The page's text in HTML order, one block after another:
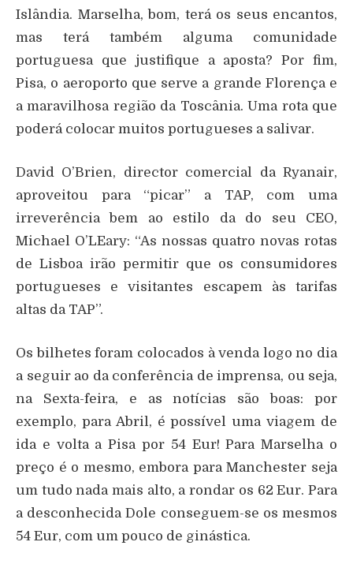
Islândia. Marselha, bom, terá os seus encantos,
mas terá também alguma comunidade
portuguesa que justifique a aposta? Por fim,
Pisa, o aeroporto que serve a grande Florença e
a maravilhosa região da Toscânia. Uma rota que
poderá colocar muitos portugueses a salivar.
David O’Brien, director comercial da Ryanair,
aproveitou para “picar” a TAP, com uma
irreverência bem ao estilo da do seu CEO,
Michael O’LEary: “As nossas quatro novas rotas
de Lisboa irão permitir que os consumidores
portugueses e visitantes escapem às tarifas
altas da TAP”.
Os bilhetes foram colocados à venda logo no dia
a seguir ao da conferência de imprensa, ou seja,
na Sexta-feira, e as notícias são boas: por
exemplo, para Abril, é possível uma viagem de
ida e volta a Pisa por 54 Eur! Para Marselha o
preço é o mesmo, embora para Manchester seja
um tudo nada mais alto, a rondar os 62 Eur. Para
a desconhecida Dole conseguem-se os mesmos
54 Eur, com um pouco de ginástica.